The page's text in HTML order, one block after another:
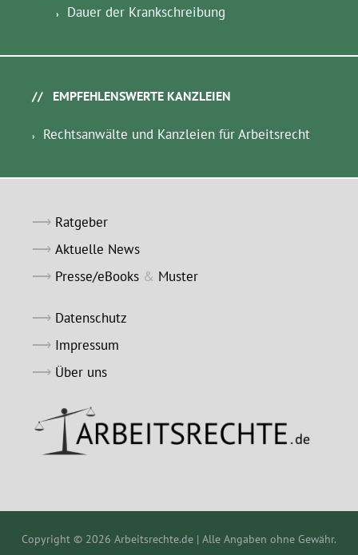
Dauer der Krankschreibung
EMPFEHLENSWERTE KANZLEIEN
Rechtsanwälte und Kanzleien für Arbeitsrecht
Ratgeber
Aktuelle News
Presse/eBooks & Muster
Datenschutz
Impressum
Über uns
Copyright © 2026 Arbeitsrechte.de | Alle Angaben ohne Gewähr.